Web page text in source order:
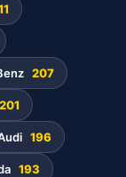
207
201
196
193